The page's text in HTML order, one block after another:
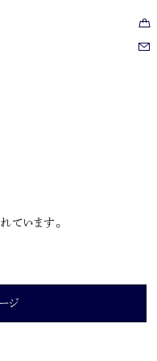
ています。
ジ